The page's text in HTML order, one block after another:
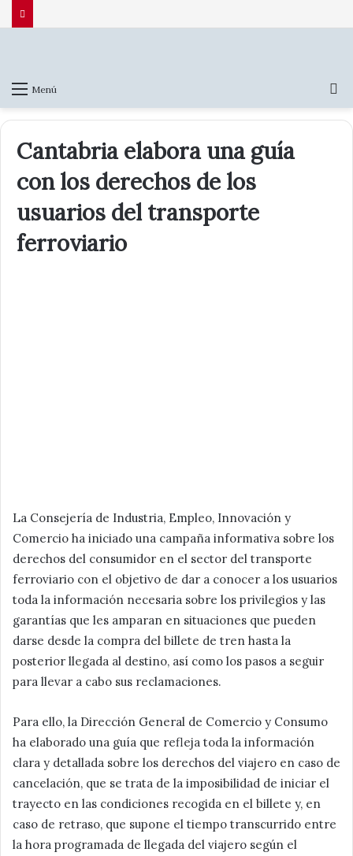
viajeros procedentes de Italia
Menú
Cantabria elabora una guía
con los derechos de los
usuarios del transporte
ferroviario
La Consejería de Industria, Empleo, Innovación y
Comercio ha iniciado una campaña informativa sobre los
derechos del consumidor en el sector del transporte
ferroviario con el objetivo de dar a conocer a los usuarios
toda la información necesaria sobre los privilegios y las
garantías que les amparan en situaciones que pueden
darse desde la compra del billete de tren hasta la
posterior llegada al destino, así como los pasos a seguir
para llevar a cabo sus reclamaciones.
Para ello, la Dirección General de Comercio y Consumo
ha elaborado una guía que refleja toda la información
clara y detallada sobre los derechos del viajero en caso de
cancelación, que se trata de la imposibilidad de iniciar el
trayecto en las condiciones recogida en el billete y, en
caso de retraso, que supone el tiempo transcurrido entre
la hora programada de llegada del viajero según el